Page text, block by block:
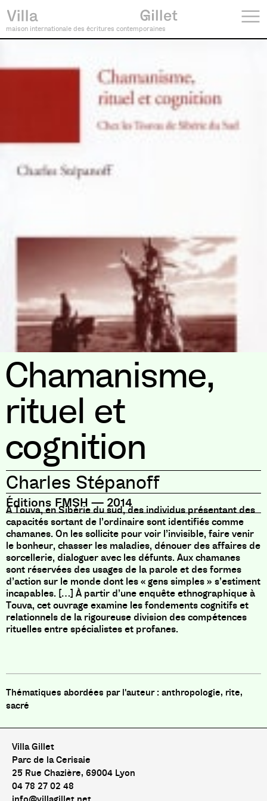
maison internationale des écritures contemporaines
Chamanisme,
rituel et
cognition
Charles Stépanoff
Éditions FMSH — 2014
A Touva, en Sibérie du sud, des individus présentant des
capacités sortant de l’ordinaire sont identifiés comme
chamanes. On les sollicite pour voir l’invisible, faire venir
le bonheur, chasser les maladies, dénouer des affaires de
sorcellerie, dialoguer avec les défunts. Aux chamanes
sont réservées des usages de la parole et des formes
d’action sur le monde dont les « gens simples » s’estiment
incapables. […] À partir d’une enquête ethnographique à
Touva, cet ouvrage examine les fondements cognitifs et
relationnels de la rigoureuse division des compétences
rituelles entre spécialistes et profanes.
anthropologie, rite,
sacré
Villa Gillet
Parc de la Cerisaie
25 Rue Chazière, 69004 Lyon
04 78 27 02 48